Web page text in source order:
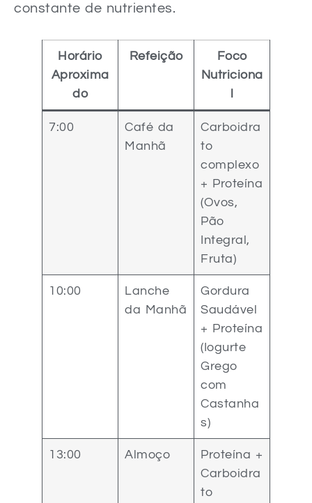
constante de nutrientes.
Horário
Aproxima
do
Refeição
Foco
Nutriciona
l
7:00
Café da
Manhã
Carboidra
to
complexo
+ Proteína
(Ovos,
Pão
Integral,
Fruta)
10:00
Lanche
da Manhã
Gordura
Saudável
+ Proteína
(Iogurte
Grego
com
Castanha
s)
13:00 Almoço
Proteína +
Carboidra
to